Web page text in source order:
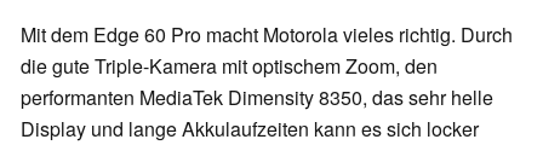
Mit dem Edge 60 Pro macht Motorola vieles richtig. Durch
die gute Triple-Kamera mit optischem Zoom, den
performanten MediaTek Dimensity 8350, das sehr helle
Display und lange Akkulaufzeiten kann es sich locker